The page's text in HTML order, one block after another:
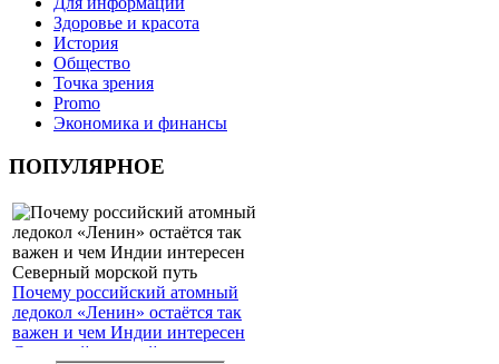
Здоровье и красота
История
Общество
Точка зрения
Promo
Экономика и финансы
ПОПУЛЯРНОЕ
Почему российский атомный
ледокол «Ленин» остаётся так
важен и чем Индии интересен
Северный морской путь